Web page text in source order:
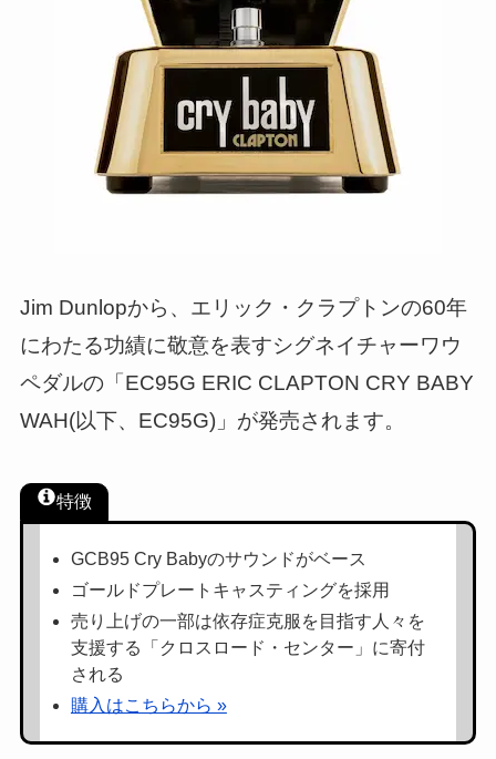
Jim Dunlopから、エリック・クラプトンの60年
にわたる功績に敬意を表すシグネイチャーワウ
ペダルの「EC95G ERIC CLAPTON CRY BABY
WAH(以下、EC95G)」が発売されます。
特徴
GCB95 Cry Babyのサウンドがベース
ゴールドプレートキャスティングを採用
売り上げの一部は依存症克服を目指す人々を
支援する「クロスロード・センター」に寄付
される
購入はこちらから »